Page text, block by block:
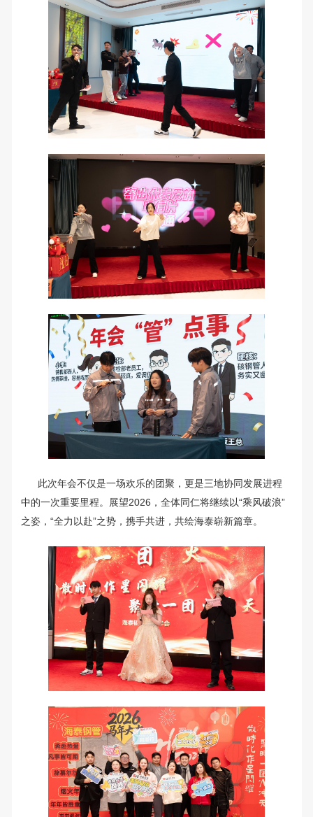
此次年会不仅是一场欢乐的团聚，更是三地协同发展进程
中的一次重要里程。展望2026，全体同仁将继续以“乘风破浪”
之姿，“全力以赴”之势，携手共进，共绘海泰崭新篇章。